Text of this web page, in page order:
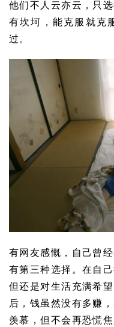
他们不人云亦云，只
有坎坷，能克服就克
过。
有网友感慨，自己曾
有第三种选择。在自
但还是对生活充满希
后，钱虽然没有多赚
羡慕，但不会再恐慌